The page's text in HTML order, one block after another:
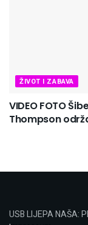
ŽIVOT I ZABAVA
VIDEO FOTO
Thompson
USB LIJEPA NAŠA: